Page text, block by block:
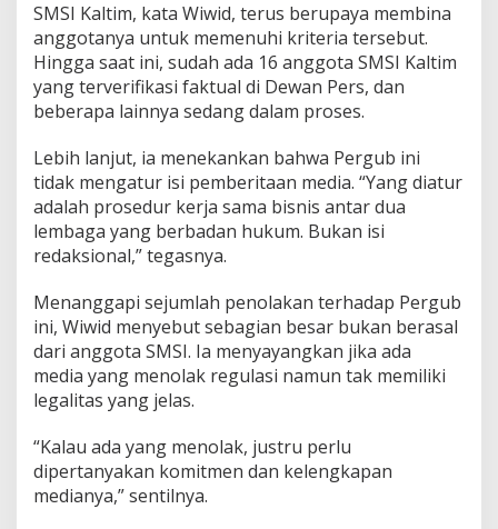
SMSI Kaltim, kata Wiwid, terus berupaya membina
anggotanya untuk memenuhi kriteria tersebut.
Hingga saat ini, sudah ada 16 anggota SMSI Kaltim
yang terverifikasi faktual di Dewan Pers, dan
beberapa lainnya sedang dalam proses.
Lebih lanjut, ia menekankan bahwa Pergub ini
tidak mengatur isi pemberitaan media. “Yang diatur
adalah prosedur kerja sama bisnis antar dua
lembaga yang berbadan hukum. Bukan isi
redaksional,” tegasnya.
Menanggapi sejumlah penolakan terhadap Pergub
ini, Wiwid menyebut sebagian besar bukan berasal
dari anggota SMSI. Ia menyayangkan jika ada
media yang menolak regulasi namun tak memiliki
legalitas yang jelas.
“Kalau ada yang menolak, justru perlu
dipertanyakan komitmen dan kelengkapan
medianya,” sentilnya.